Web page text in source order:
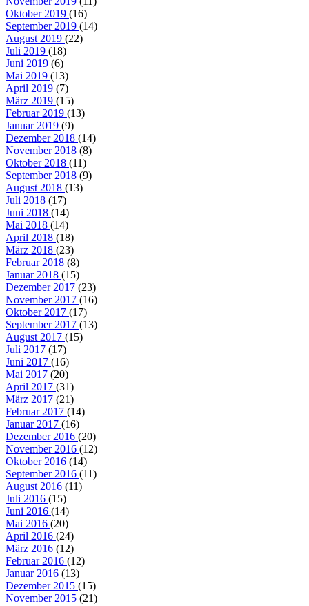
Oktober 2019 (16)
September 2019 (14)
August 2019 (22)
Juli 2019 (18)
Juni 2019 (6)
Mai 2019 (13)
April 2019 (7)
März 2019 (15)
Februar 2019 (13)
Januar 2019 (9)
Dezember 2018 (14)
November 2018 (8)
Oktober 2018 (11)
September 2018 (9)
August 2018 (13)
Juli 2018 (17)
Juni 2018 (14)
Mai 2018 (14)
April 2018 (18)
März 2018 (23)
Februar 2018 (8)
Januar 2018 (15)
Dezember 2017 (23)
November 2017 (16)
Oktober 2017 (17)
September 2017 (13)
August 2017 (15)
Juli 2017 (17)
Juni 2017 (16)
Mai 2017 (20)
April 2017 (31)
März 2017 (21)
Februar 2017 (14)
Januar 2017 (16)
Dezember 2016 (20)
November 2016 (12)
Oktober 2016 (14)
September 2016 (11)
August 2016 (11)
Juli 2016 (15)
Juni 2016 (14)
Mai 2016 (20)
April 2016 (24)
März 2016 (12)
Februar 2016 (12)
Januar 2016 (13)
Dezember 2015 (15)
November 2015 (21)